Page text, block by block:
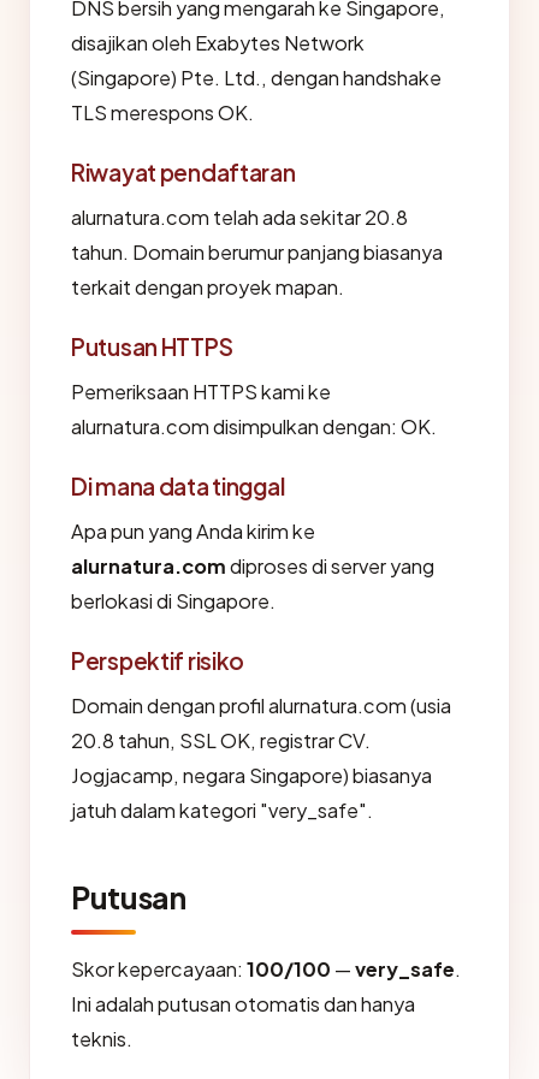
DNS bersih yang mengarah ke Singapore,
disajikan oleh Exabytes Network
(Singapore) Pte. Ltd., dengan handshake
TLS merespons OK.
Riwayat pendaftaran
alurnatura.com telah ada sekitar 20.8
tahun. Domain berumur panjang biasanya
terkait dengan proyek mapan.
Putusan HTTPS
Pemeriksaan HTTPS kami ke
alurnatura.com disimpulkan dengan: OK.
Di mana data tinggal
Apa pun yang Anda kirim ke
alurnatura.comdiproses di server yang
berlokasi di Singapore.
Perspektif risiko
Domain dengan profil alurnatura.com (usia
20.8 tahun, SSL OK, registrar CV.
Jogjacamp, negara Singapore) biasanya
jatuh dalam kategori "very_safe".
Putusan
Skor kepercayaan: 100/100 —very_safe.
Ini adalah putusan otomatis dan hanya
teknis.